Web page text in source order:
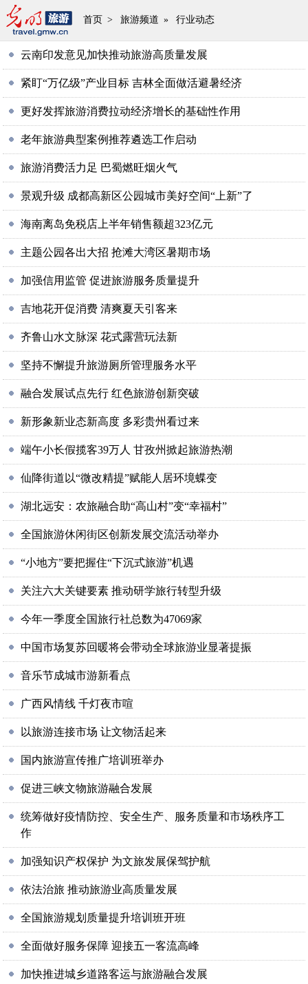
首页 > 旅游频道 » 行业动态
云南印发意见加快推动旅游高质量发展
紧盯“万亿级”产业目标 吉林全面做活避暑经济
更好发挥旅游消费拉动经济增长的基础性作用
老年旅游典型案例推荐遴选工作启动
旅游消费活力足 巴蜀燃旺烟火气
景观升级 成都高新区公园城市美好空间“上新”了
海南离岛免税店上半年销售额超323亿元
主题公园各出大招 抢滩大湾区暑期市场
加强信用监管 促进旅游服务质量提升
吉地花开促消费 清爽夏天引客来
齐鲁山水文脉深 花式露营玩法新
坚持不懈提升旅游厕所管理服务水平
融合发展试点先行 红色旅游创新突破
新形象新业态新高度 多彩贵州看过来
端午小长假揽客39万人 甘孜州掀起旅游热潮
仙降街道以“微改精提”赋能人居环境蝶变
湖北远安：农旅融合助“高山村”变“幸福村”
全国旅游休闲街区创新发展交流活动举办
“小地方”要把握住“下沉式旅游”机遇
关注六大关键要素 推动研学旅行转型升级
今年一季度全国旅行社总数为47069家
中国市场复苏回暖将会带动全球旅游业显著提振
音乐节成城市游新看点
广西风情线 千灯夜市喧
以旅游连接市场 让文物活起来
国内旅游宣传推广培训班举办
促进三峡文物旅游融合发展
统筹做好疫情防控、安全生产、服务质量和市场秩序工
作
加强知识产权保护 为文旅发展保驾护航
依法治旅 推动旅游业高质量发展
全国旅游规划质量提升培训班开班
全面做好服务保障 迎接五一客流高峰
加快推进城乡道路客运与旅游融合发展